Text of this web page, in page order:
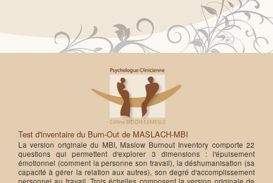
Test d'inventaire du Burn-Out de MASLACH-MBI
La version originale du MBI, Maslow Burnout Inventory comporte 22
questions qui permettent d'explorer 3 dimensions : l'épuisement
émotionnel (comment la personne son travail), la déshumanisation (sa
capacité à gérer la relation aux autres), son degré d'accomplissement